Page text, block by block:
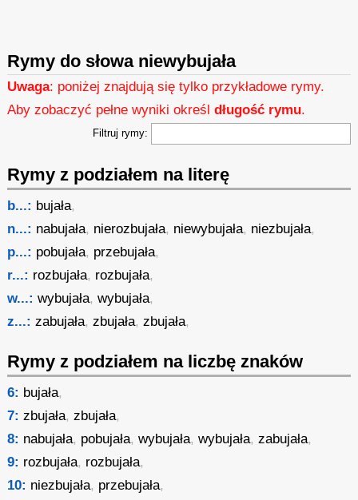
Rymy do słowa niewybujała
Uwaga: poniżej znajdują się tylko przykładowe rymy.
Aby zobaczyć pełne wyniki określdługość rymu.
Filtruj rymy:
Rymy z podziałem na literę
b...: bujała,
n...: nabujała, nierozbujała, niewybujała, niezbujała,
p...: pobujała, przebujała,
r...: rozbujała, rozbujała,
w...: wybujała,wybujała,
z...: zabujała,zbujała,zbujała,
Rymy z podziałem na liczbę znaków
6: bujała,
7: zbujała,zbujała,
8: nabujała, pobujała,wybujała,wybujała,zabujała,
9: rozbujała, rozbujała,
10: niezbujała, przebujała,